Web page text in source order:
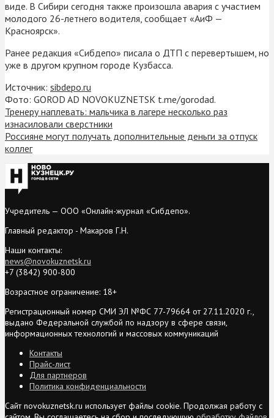
виде. В Сибири сегодня также произошла авария с участием
молодого 26-летнего водителя, сообщает «АиФ —
Красноярск».
Ранее редакция «Сибдепо» писала о ДТП с перевертышем, но
уже в другом крупном городе Кузбасса.
Источник: sibdepo.ru
Фото: GOROD AD NOVOKUZNETSK t.me/gorodad.
Тренеру наплевать: мальчика в лагере несколько раз
изнасиловали сверстники
Россияне могут получать дополнительные деньги за отпуск
коллег
Учредитель — ООО «Онлайн-журнал «Сибдепо».
Главный редактор - Макаров Г.Н.
Наши контакты:
news@novokuznetsk.ru
+7 (3842) 900-800
Возрастное ограничение: 18+
Регистрационный номер СМИ ЭЛ №ФС 77-79664 от 27.11.2020 г.,
выдано Федеральной службой по надзору в сфере связи,
информационных технологий и массовых коммуникаций
Контакты
Прайс-лист
Для партнеров
Политика конфиденциальности
Сайт novokuznetsk.ru использует файлы cookie. Продолжая работу с